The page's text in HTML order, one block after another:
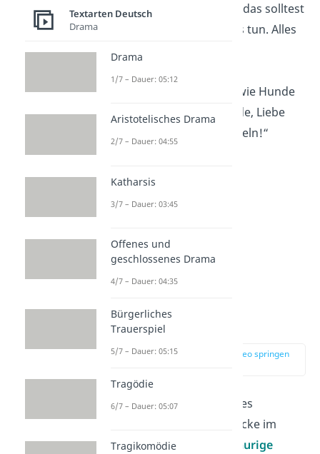
zu genießen — und das solltest
du heute besonders tun. Alles
„Geburtstage sind wie Hunde
— sie bringen Freude, Liebe
und immer ein Lächeln!“
Traurige
Hundesprüche
zur Stelle im Video springen
Der Verlust eines Hundes
hinterlässt eine tiefe Lücke im
Herzen. Hier sind
traurige
Textarten Deutsch
Drama
Drama
1/7 – Dauer: 05:12
Aristotelisches Drama
2/7 – Dauer: 04:55
Katharsis
3/7 – Dauer: 03:45
Offenes und
geschlossenes Drama
4/7 – Dauer: 04:35
Bürgerliches
Trauerspiel
5/7 – Dauer: 05:15
Tragödie
6/7 – Dauer: 05:07
Tragikomödie